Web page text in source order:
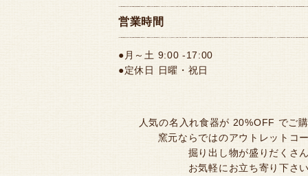
営業時間
●月～土 9:00 -17:00
●定休日 日曜・祝日
人気の名入れ食器が 20%OFF でご
窯元ならではのアウトレットコ
掘り出し物が盛りだくさ
お気軽にお立ち寄り下さ